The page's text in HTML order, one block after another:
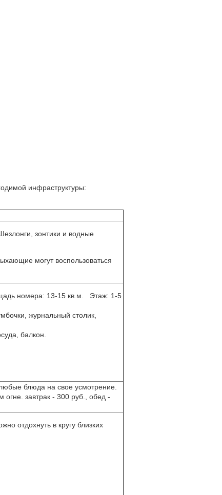
инфраструктуры:
зонтики и водные
могут воспользоваться
номера: 13-15 кв.м. Этаж: 1-5
журнальный столик,
балкон.
блюда на свое усмотрение.
завтрак - 300 руб., обед -
отдохнуть в кругу близких